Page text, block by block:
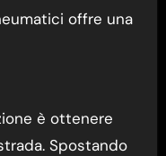
offre una
è ottenere
Spostando